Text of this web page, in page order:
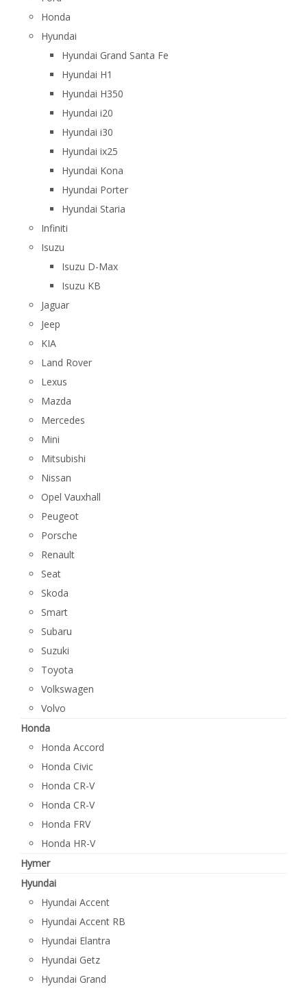
Honda
Hyundai
Hyundai Grand Santa Fe
Hyundai H1
Hyundai H350
Hyundai i20
Hyundai i30
Hyundai ix25
Hyundai Kona
Hyundai Porter
Hyundai Staria
Infiniti
Isuzu
Isuzu D-Max
Isuzu KB
Jaguar
Jeep
KIA
Land Rover
Lexus
Mazda
Mercedes
Mini
Mitsubishi
Nissan
Opel Vauxhall
Peugeot
Porsche
Renault
Seat
Skoda
Smart
Subaru
Suzuki
Toyota
Volkswagen
Volvo
Honda
Honda Accord
Honda Civic
Honda CR-V
Honda CR-V
Honda FRV
Honda HR-V
Hymer
Hyundai
Hyundai Accent
Hyundai Accent RB
Hyundai Elantra
Hyundai Getz
Hyundai Grand